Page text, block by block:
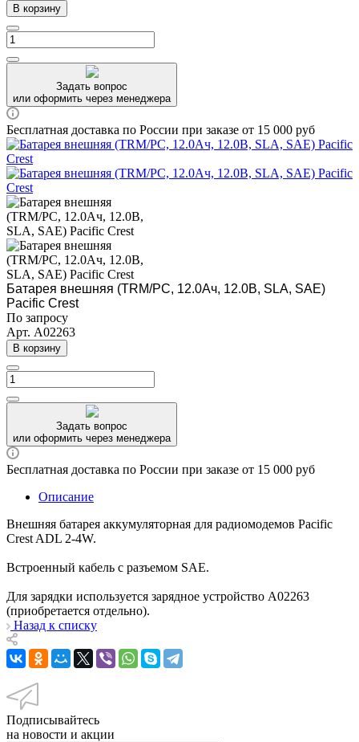
В корзину
Задать вопрос
или оформить через менеджера
Бесплатная доставка по России при заказе от 15 000 руб
Батарея внешняя (TRM/PC, 12.0Ач, 12.0В, SLA, SAE)
Pacific Crest
По запросу
Арт. A02263
В корзину
Задать вопрос
или оформить через менеджера
Бесплатная доставка по России при заказе от 15 000 руб
Описание
Внешняя батарея аккумуляторная для радиомодемов Pacific
Crest ADL 2-4W.
Встроенный кабель с разъемом SAE.
Для зарядки используется зарядное устройство A02263
(приобретается отдельно).
Назад к списку
Подписывайтесь
на новости и акции